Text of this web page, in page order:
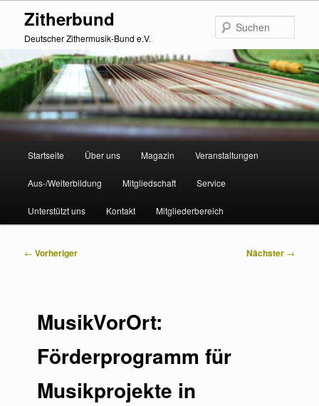
primären
springen
Zitherbund
Deutscher Zithermusik-Bund e.V.
Startseite Über uns Magazin Veranstaltungen
Aus-/Weiterbildung Mitgliedschaft Service
Unterstützt uns Kontakt Mitgliederbereich
Beitragsnavigation
← Vorheriger Nächster →
MusikVorOrt:
Förderprogramm für
Musikprojekte in